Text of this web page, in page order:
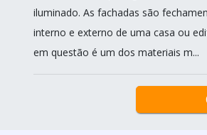
iluminado. As fachadas são
interno e externo de uma casa ou
em questão é um dos materiais m...